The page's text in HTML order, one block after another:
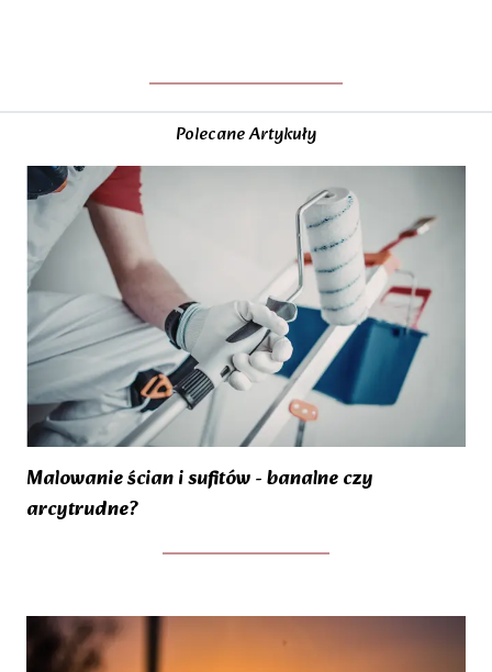
Polecane Artykuły
Malowanie ścian i sufitów - banalne czy
arcytrudne?